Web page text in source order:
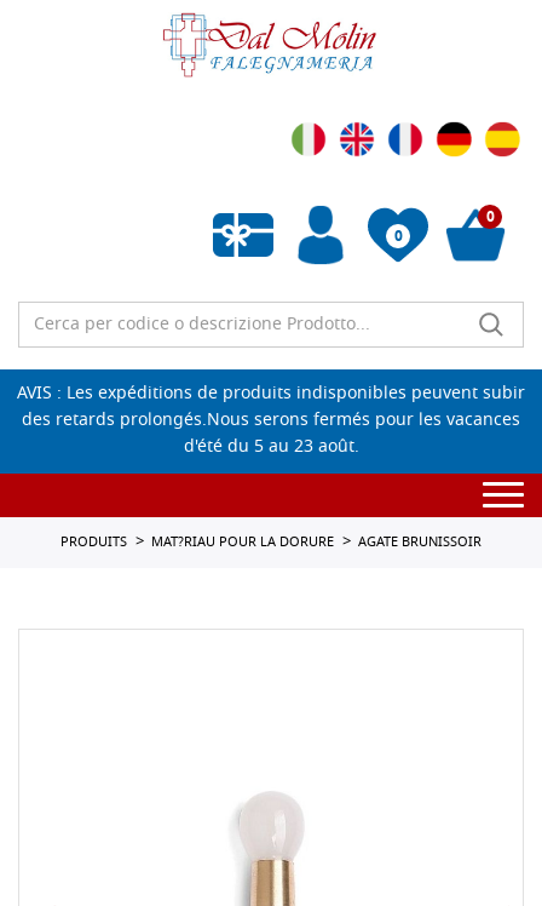
0
Liste de souhaits vide
0
AVIS : Les expéditions de produits indisponibles peuvent subir
des retards prolongés.Nous serons fermés pour les vacances
d'été du 5 au 23 août.
PRODUITS MAT?RIAU POUR LA DORURE AGATE BRUNISSOIR